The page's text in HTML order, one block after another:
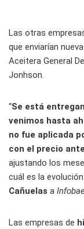
Las otras
que enviarían
Aceitera General
Jonhson.
“Se está
venimos hasta
no fue aplicada
con el precio
ajustando los
cuál es la
Cañuelas a
Las empresas de